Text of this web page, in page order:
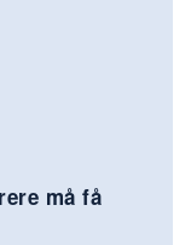
må få